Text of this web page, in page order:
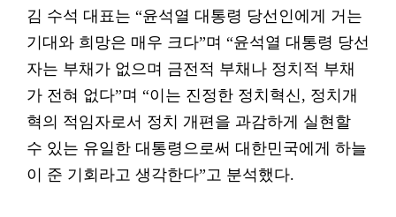
김 수석 대표는 “윤석열 대통령 당선인에게 거는
기대와 희망은 매우 크다”며 “윤석열 대통령 당선
자는 부채가 없으며 금전적 부채나 정치적 부채
가 전혀 없다”며 “이는 진정한 정치혁신, 정치개
혁의 적임자로서 정치 개편을 과감하게 실현할
수 있는 유일한 대통령으로써 대한민국에게 하늘
이 준 기회라고 생각한다”고 분석했다.